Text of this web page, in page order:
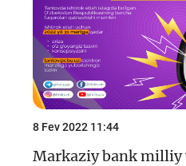
8 Fev 2022 11:44
Markaziy bank milliy